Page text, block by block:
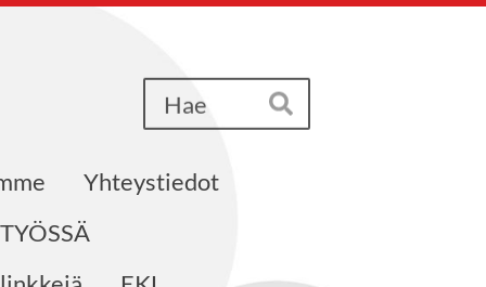
Hae
Yhteystiedot